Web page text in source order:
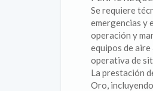
Se requiere
emergencias y
operación y
equipos de
operativa de
La prestación
Oro,